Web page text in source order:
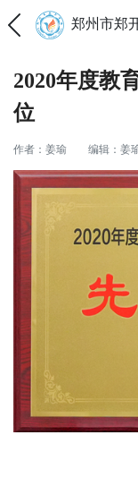
郑州市郑
2020年度教
位
作者：姜瑜 编辑：姜